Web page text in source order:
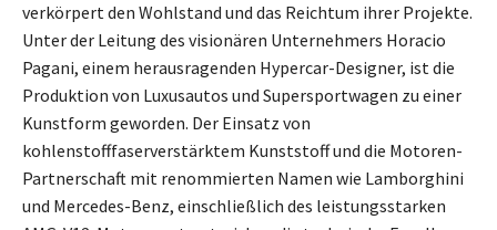
verkörpert den Wohlstand und das Reichtum ihrer Projekte.
Unter der Leitung des visionären Unternehmers Horacio
Pagani, einem herausragenden Hypercar-Designer, ist die
Produktion von Luxusautos und Supersportwagen zu einer
Kunstform geworden. Der Einsatz von
kohlenstofffaserverstärktem Kunststoff und die Motoren-
Partnerschaft mit renommierten Namen wie Lamborghini
und Mercedes-Benz, einschließlich des leistungsstarken